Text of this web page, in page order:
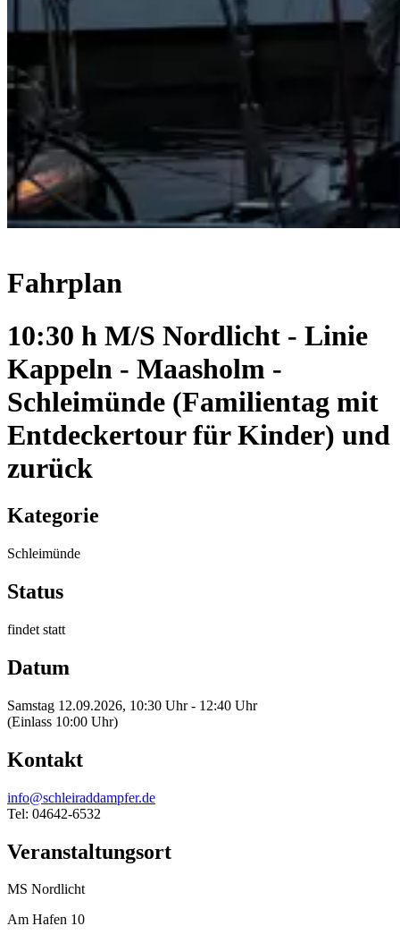
Fahrplan
10:30 h M/S Nordlicht - Linie
Kappeln - Maasholm -
Schleimünde (Familientag mit
Entdeckertour für Kinder) und
zurück
Kategorie
Schleimünde
Status
findet statt
Datum
Samstag 12.09.2026, 10:30 Uhr - 12:40 Uhr
(Einlass 10:00 Uhr)
Kontakt
info@schleiraddampfer.de
Tel: 04642-6532
Veranstaltungsort
MS Nordlicht
Am Hafen 10